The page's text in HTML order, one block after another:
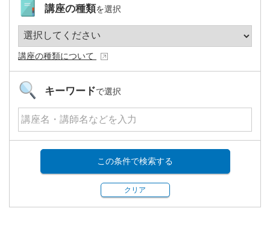
講座の種類を選択
講座の種類について
キーワードで選択
この条件で検索する
クリア